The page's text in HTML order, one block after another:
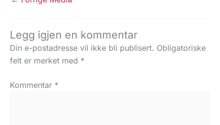
Legg igjen en kommentar
Din e-postadresse vil ikke bli publisert. Obligatoriske
felt er merket med *
Kommentar *